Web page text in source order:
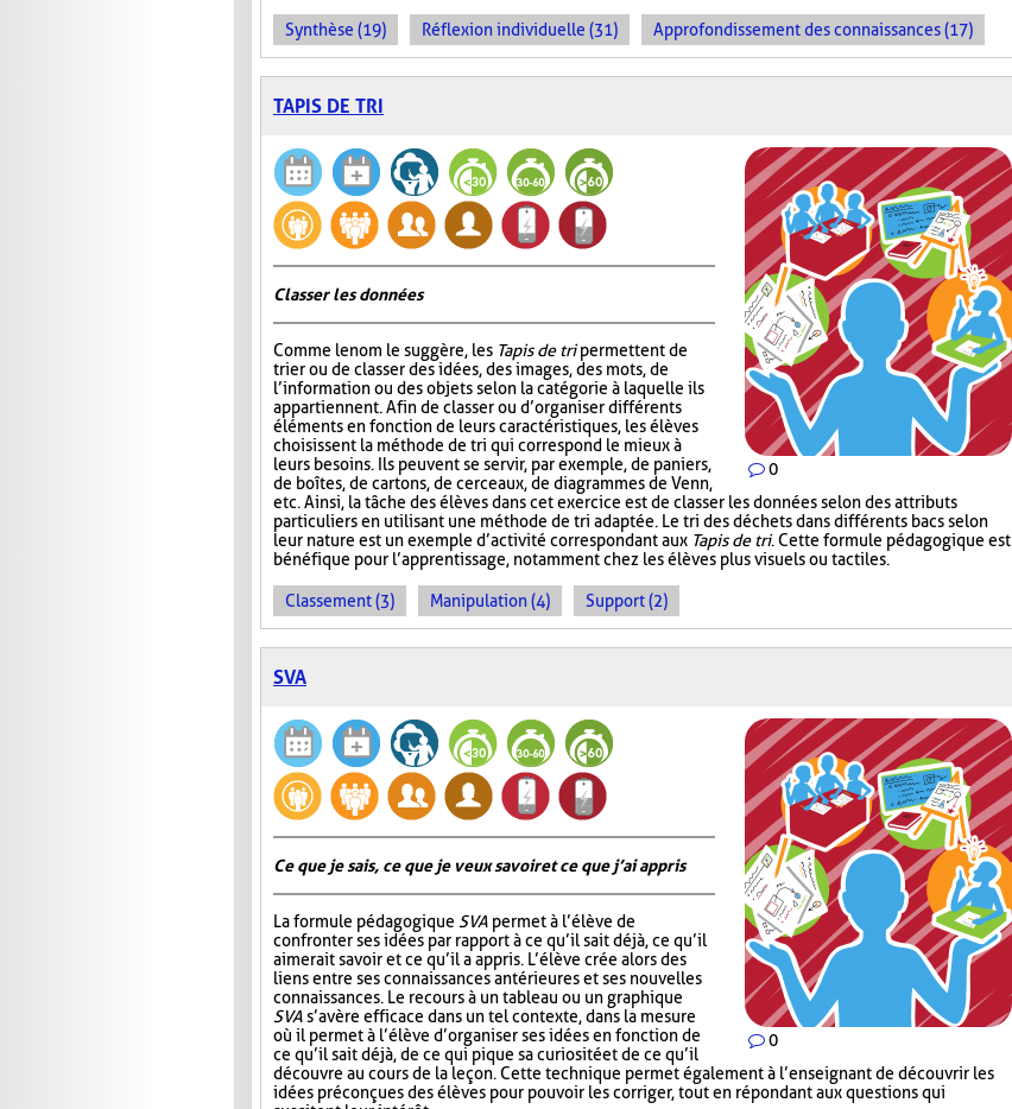
Synthèse (19) Réflexion individuelle (31) Approfondissement des connaissances (17)
TAPIS DE TRI
0
Classer les données
Comme le nom le suggère, les Tapis de tripermettent de
trier ou de classer des idées, des images, des mots, de
l’information ou des objets selon la catégorie à laquelle ils
appartiennent. Afin de classer ou d’organiser différents
éléments en fonction de leurs caractéristiques, les élèves
choisissent la méthode de tri qui correspond le mieux à
leurs besoins. Ils peuvent se servir, par exemple, de paniers,
de boîtes, de cartons, de cerceaux, de diagrammes de Venn,
etc. Ainsi, la tâche des élèves dans cet exercice est de classer les données selon des attributs
particuliers en utilisant une méthode de tri adaptée. Le tri des déchets dans différents bacs selon
leur nature est un exemple d’activité correspondant aux Tapis de tri. Cette formule pédagogique est
bénéfique pour l’apprentissage, notamment chez les élèves plus visuels ou tactiles.
Classement (3) Manipulation (4) Support (2)
SVA
0
Ce que je sais, ce que je veux savoir et ce que j’ai appris
La formule pédagogique SVA permet à l’élève de
confronter ses idées par rapport à ce qu’il sait déjà, ce qu’il
aimerait savoir et ce qu’il a appris. L’élève crée alors des
liens entre ses connaissances antérieures et ses nouvelles
connaissances. Le recours à un tableau ou un graphique
SVAs’avère efficace dans un tel contexte, dans la mesure
où il permet à l’élève d’organiser ses idées en fonction de
ce qu’il sait déjà, de ce qui pique sa curiosité et de ce qu’il
découvre au cours de la leçon. Cette technique permet également à l’enseignant de découvrir les
idées préconçues des élèves pour pouvoir les corriger, tout en répondant aux questions qui